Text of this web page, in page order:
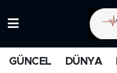
GÜNCEL DÜNYA